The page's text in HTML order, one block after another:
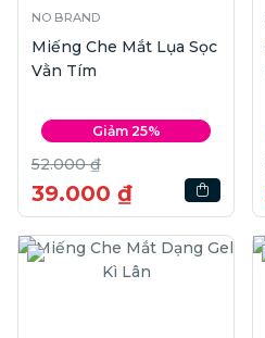
NO BRAND
Miếng Che Mắt Lụa Sọc
Vằn Tím
Giảm 25%
52.000 ₫
39.000 ₫